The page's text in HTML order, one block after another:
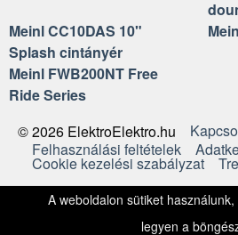
Meinl CC10DAS 10"
Splash cintányér
Meinl FWB200NT Free
Ride Series
© 2026 ElektroElektro.hu
Felhasználási feltételek
Cookie kezelési szabályzat
A weboldalon sütiket
legyen a